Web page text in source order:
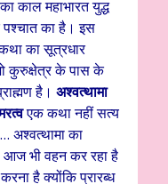
काल महाभारत युद्ध
का है। इस
का सूत्रधार
कुरुक्षेत्र के पास के
है। अश्वत्थामा
एक कथा नहीं सत्य
अश्वत्थामा का
आज भी वहन कर रहा है
है क्योंकि प्रारब्ध